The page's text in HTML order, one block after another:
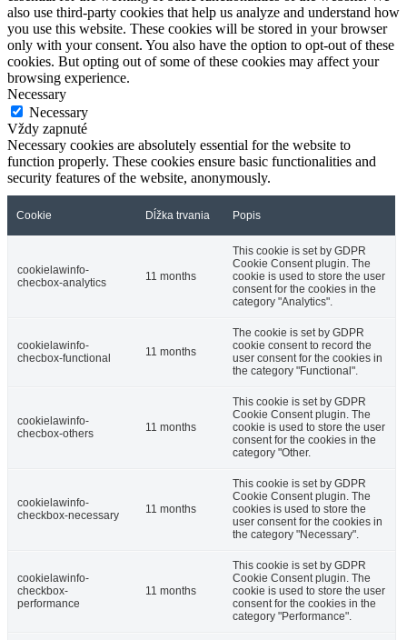
also use third-party cookies that help us analyze and understand how
you use this website. These cookies will be stored in your browser
only with your consent. You also have the option to opt-out of these
cookies. But opting out of some of these cookies may affect your
browsing experience.
Necessary
Necessary
Vždy zapnuté
Necessary cookies are absolutely essential for the website to
function properly. These cookies ensure basic functionalities and
security features of the website, anonymously.
Cookie Dĺžka trvania Popis
cookielawinfo-
checbox-analytics
11 months
This cookie is set by GDPR
Cookie Consent plugin. The
cookie is used to store the user
consent for the cookies in the
category "Analytics".
cookielawinfo-
checbox-functional
11 months
The cookie is set by GDPR
cookie consent to record the
user consent for the cookies in
the category "Functional".
cookielawinfo-
checbox-others
11 months
This cookie is set by GDPR
Cookie Consent plugin. The
cookie is used to store the user
consent for the cookies in the
category "Other.
cookielawinfo-
checkbox-necessary
11 months
This cookie is set by GDPR
Cookie Consent plugin. The
cookies is used to store the
user consent for the cookies in
the category "Necessary".
cookielawinfo-
checkbox-
performance
11 months
This cookie is set by GDPR
Cookie Consent plugin. The
cookie is used to store the user
consent for the cookies in the
category "Performance".